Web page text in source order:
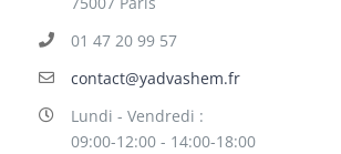
01 47 20 99 57
contact@yadvashem.fr
Lundi - Vendredi :
09:00-12:00 - 14:00-18:00